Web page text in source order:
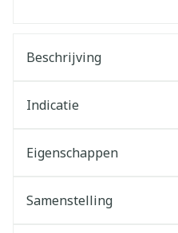
Beschrijving
Indicatie
Eigenschappen
Samenstelling